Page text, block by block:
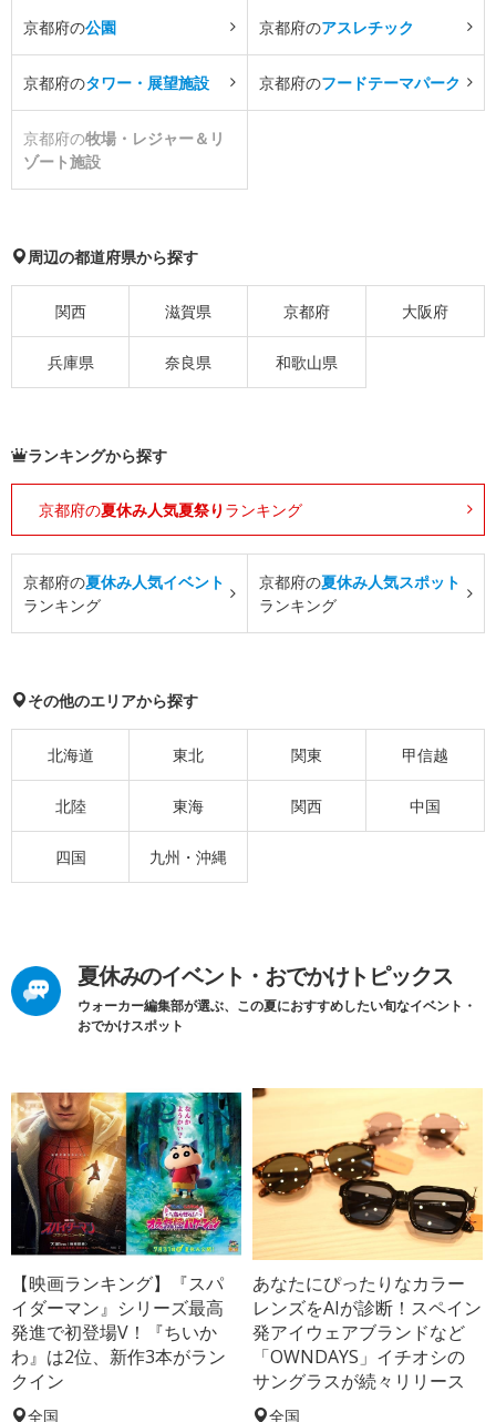
京都府の公園 京都府のアスレチック
京都府のタワー・展望施設 京都府のフードテーマパーク
京都府の牧場・レジャー＆リ
ゾート施設
周辺の都道府県から探す
関西 滋賀県 京都府 大阪府
兵庫県 奈良県 和歌山県
ランキングから探す
京都府の夏休み人気夏祭り ランキング
京都府の夏休み人気イベント
ランキング
京都府の夏休み人気スポット
ランキング
その他のエリアから探す
北海道 東北 関東 甲信越
北陸 東海 関西 中国
四国 九州・沖縄
夏休みのイベント・おでかけトピックス
ウォーカー編集部が選ぶ、この夏におすすめしたい旬なイベント・
おでかけスポット
【映画ランキング】『スパ
イダーマン』シリーズ最高
発進で初登場V！『ちいか
わ』は2位、新作3本がラン
クイン
全国
あなたにぴったりなカラー
レンズをAIが診断！スペイン
発アイウェアブランドなど
「OWNDAYS」イチオシの
サングラスが続々リリース
全国